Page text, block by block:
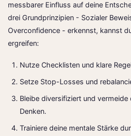
messbarer Einfluss auf deine
drei Grundprinzipien - Sozialer
Overconfidence - erkennst, kannst
ergreifen:
Nutze Checklisten und klare
Setze Stop-Losses und
Bleibe diversifiziert und
Denken.
Trainiere deine mentale Stärke